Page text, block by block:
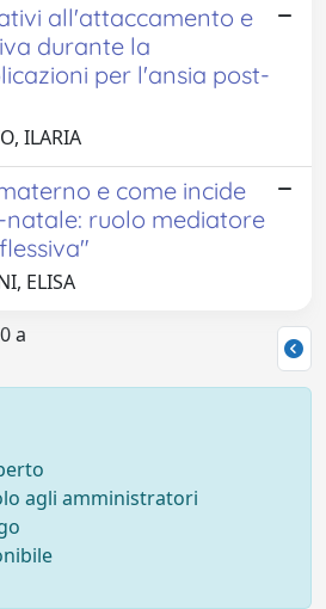
all'attaccamento e
durante la
per l'ansia post-
ILARIA
e come incide
natale: ruolo mediatore
ELISA
a
agli amministratori